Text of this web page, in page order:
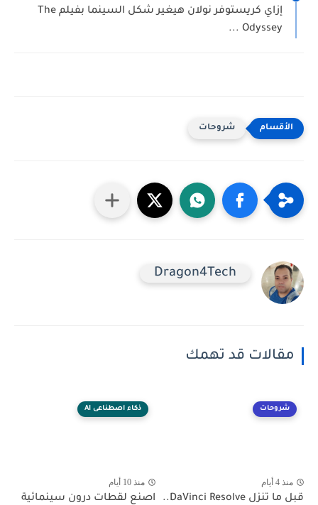
إزاي كريستوفر نولان هيغير شكل السينما بفيلم The
Odyssey ...
شروحات
Dragon4Tech
مقالات قد تهمك
شروحات
منذ 4 أيام
قبل ما تنزل DaVinci Resolve..
ذكاء اصطناعى AI
منذ 10 أيام
اصنع لقطات درون سينمائية